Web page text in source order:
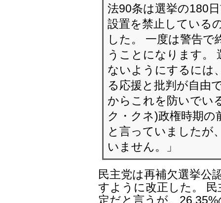
法90条は選挙の180
設置を禁止している
した。 一度は警告
うことになります。
ないようにするには
る応援と批判が自由
からこれを防いでい
ク・クネ)政権時期
と言っていましたが
いません。」
民主党は再補欠選挙公
すように改正した。
定だと言うが、